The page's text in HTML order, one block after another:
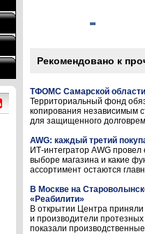
Рекомендовано к
ТФОМС Самарской
Территориальный фонд
копирования независимым
для защищенного
AWG: каждый третий
ИТ-интегратор AWG
выборе магазина и какие
ассортимент остаются
В Москве на
«Реабилити»
В открытии Центра
и производители
показали